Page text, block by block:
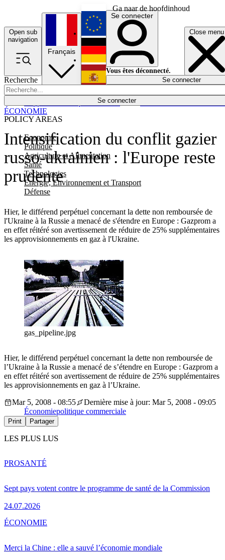
Ga naar de hoofdinhoud
Open sub
navigation
Close menu
Recherche
Se connecter
POLICY AREAS
Economie
Politique
Agriculture et Alimentation
Santé
Technologies
Energie, Environnement et Transport
Défense
Économie
Français
English
Deutsch
Español
Se connecter
Vous êtes déconnecté.
Se connecter
Intensification du conflit gazier
russo-ukrainien : l'Europe reste
prudente
Hier, le différend perpétuel concernant la dette non remboursée de
l'Ukraine à la Russie a menacé de s'étendre en Europe : Gazprom a
en effet réitéré son avertissement de réduire de 25% supplémentaires
les approvisionnements en gaz à l'Ukraine.
ÉCONOMIE
gas_pipeline.jpg
Hier, le différend perpétuel concernant la dette non remboursée de
l’Ukraine à la Russie a menacé de s’étendre en Europe : Gazprom a
en effet réitéré son avertissement de réduire de 25% supplémentaires
les approvisionnements en gaz à l’Ukraine.
Mar 5, 2008 - 08:55
Dernière mise à jour: Mar 5, 2008 - 09:05
Économiepolitique commerciale
Print Partager
LES PLUS LUS
Sept pays votent contre le programme de santé de la Commission
24.07.2026
PROSANTÉ
Merci la Chine : elle a sauvé l’économie mondiale
ÉCONOMIE